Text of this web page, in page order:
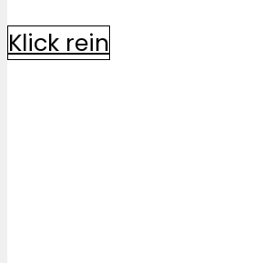
Klick rein